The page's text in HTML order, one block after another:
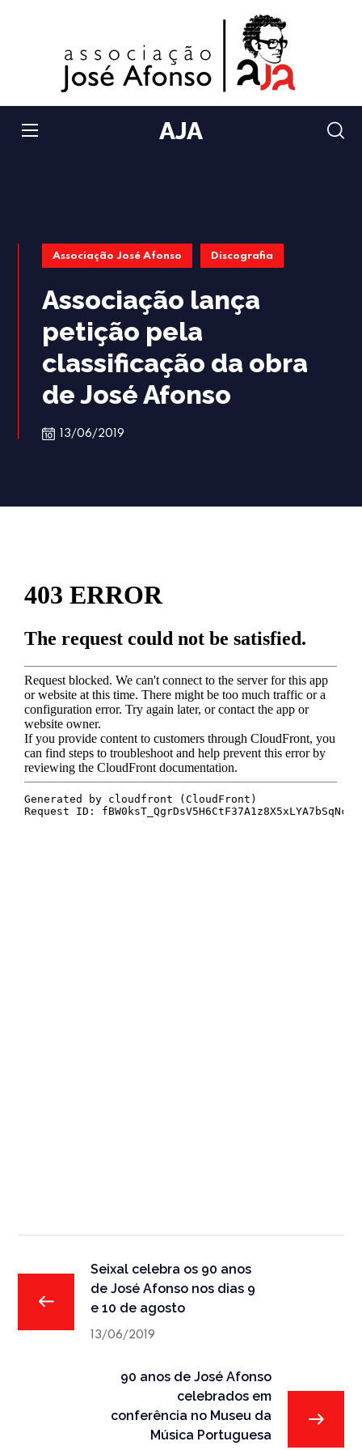
AJA
Associação José Afonso Discografia
Associação lança
petição pela
classificação da obra
de José Afonso
13/06/2019
Seixal celebra os 90 anos
de José Afonso nos dias 9
e 10 de agosto
13/06/2019
90 anos de José Afonso
celebrados em
conferência no Museu da
Música Portuguesa